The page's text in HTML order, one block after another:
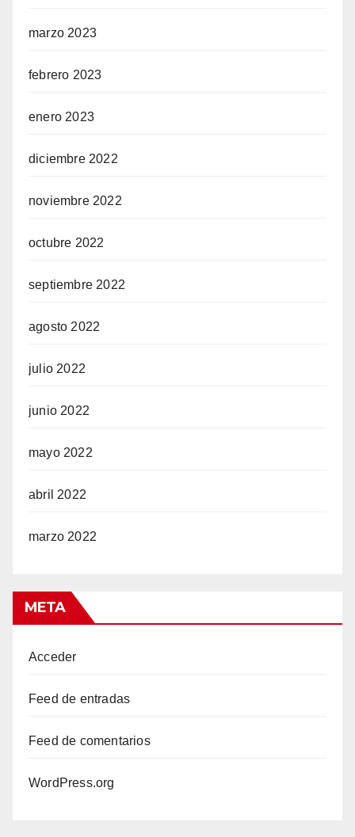
marzo 2023
febrero 2023
enero 2023
diciembre 2022
noviembre 2022
octubre 2022
septiembre 2022
agosto 2022
julio 2022
junio 2022
mayo 2022
abril 2022
marzo 2022
META
Acceder
Feed de entradas
Feed de comentarios
WordPress.org